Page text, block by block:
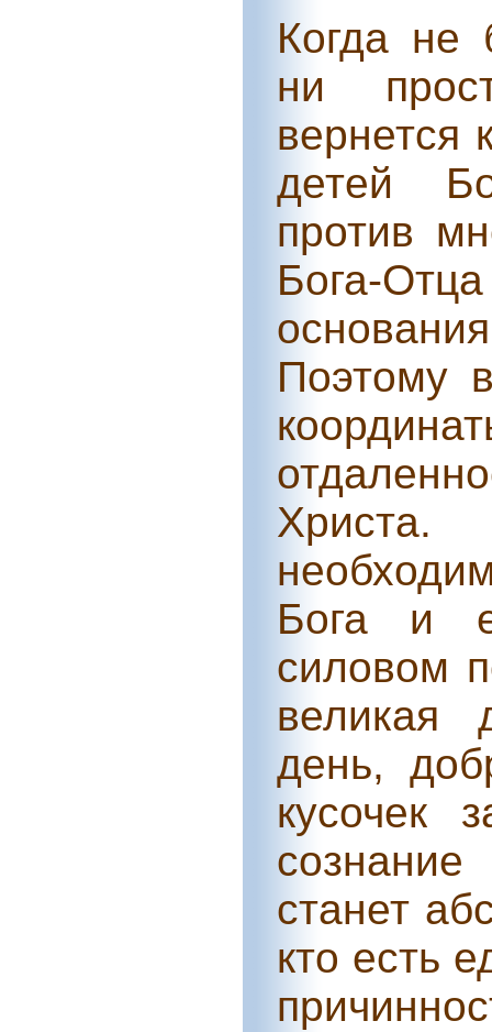
Когда не
ни
вернется
детей
против
Бога-
Поэтому
Бога и
силовом
великая
день,
кусочек
станет
кто есть